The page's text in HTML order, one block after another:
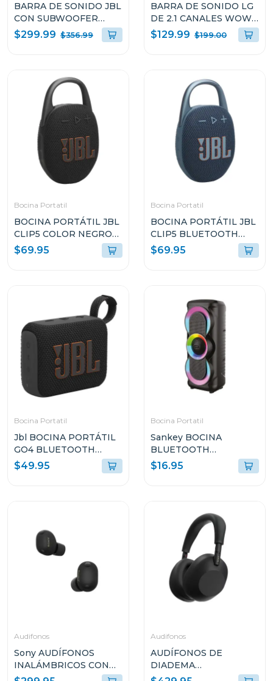
BARRA DE SONIDO JBL
CON SUBWOOFER
INALAMBRICO DOLBY
ATMOS SB595BLKC
$299.99 $356.99
BARRA DE SONIDO LG
DE 2.1 CANALES WOW
ORCHESTRA E
INTERFAZ 140W S30A
$129.99 $199.00
Bocina Portatil
BOCINA PORTÁTIL JBL
CLIP5 COLOR NEGRO
RESISTENTE AL AGUA Y
POLVO
$69.95
Bocina Portatil
BOCINA PORTÁTIL JBL
CLIP5 BLUETOOTH
COLOR AZUL
RESISTENTE AL AGUA Y
$69.95
Bocina Portatil
Jbl BOCINA PORTÁTIL
GO4 BLUETOOTH
NEGRO RESISTENTE
AL AGUA Y POLVO GO4
$49.95
Bocina Portatil
Sankey BOCINA
BLUETOOTH
PORTATIL 10W
4DCD101
$16.95
Audifonos
Sony AUDÍFONOS
INALÁMBRICOS CON
NOISE CANCELLING
Audifonos
AUDÍFONOS DE
DIADEMA
INALÁMBRICOS SONY